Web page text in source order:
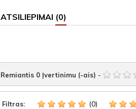
ATSILIEPIMAI (0)
Remiantis 0 Įvertinimu (-ais) -
Filtras: (0)